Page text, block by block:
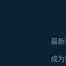
最
成为